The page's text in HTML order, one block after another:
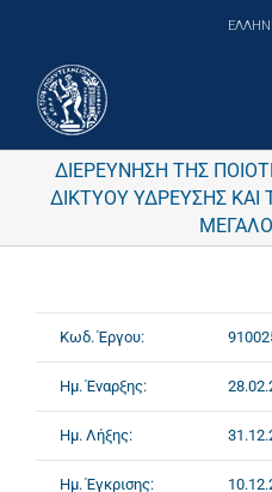
ΔΙΕΡΕΥΝΗΣΗ ΤΗΣ
ΔΙΚΤΥΟΥ ΥΔΡΕΥΣΗΣ
Κωδ. Έργου:
Ημ. Έναρξης:
Ημ. Λήξης:
Ημ. Έγκρισης: